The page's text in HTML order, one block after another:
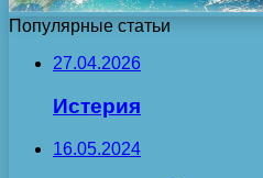
Популярные статьи
27.04.2026
Истерия
16.05.2024